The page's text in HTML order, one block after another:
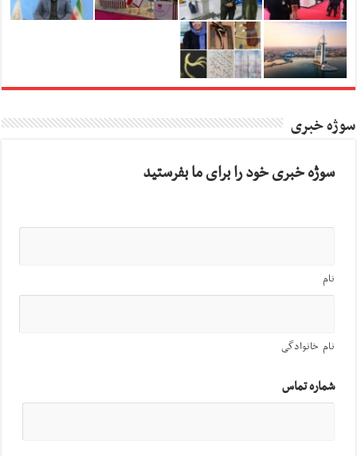
سوژه خبری
سوژه خبری خود را برای ما بفرستید
نام
نام خانوادگی
شماره تماس